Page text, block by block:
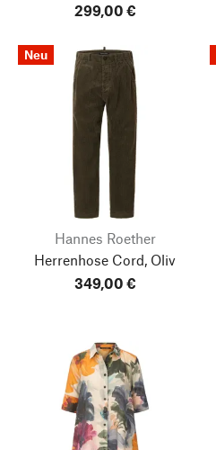
299,00 €
Neu
Hannes Roether
Herrenhose Cord, Oliv
349,00 €